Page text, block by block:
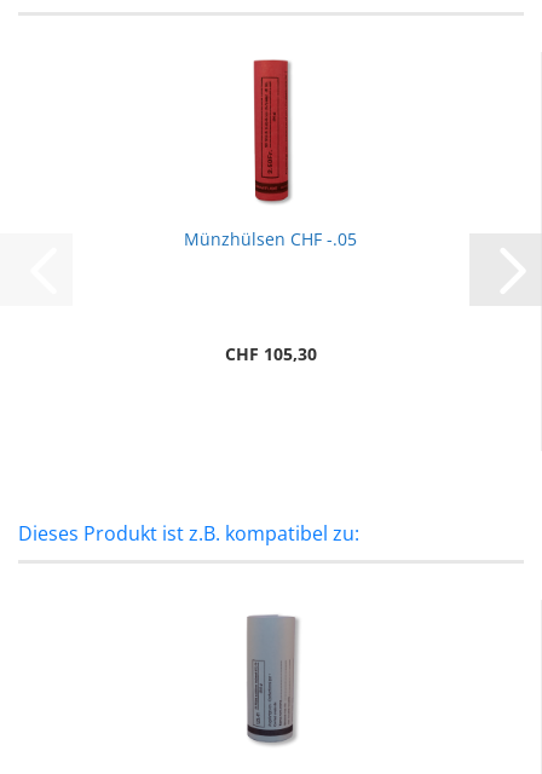
Münzhülsen CHF -.05
CHF 105,30
Dieses Produkt ist z.B. kompatibel zu: